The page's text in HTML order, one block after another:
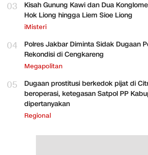
03
Kisah Gunung Kawi dan Dua
Hok Liong hingga Liem Sioe Liong
iMisteri
04
Polres Jakbar Diminta Sidak Dugaan
Rekondisi di Cengkareng
Megapolitan
05
Dugaan prostitusi berkedok pijat di
beroperasi, ketegasan Satpol PP
dipertanyakan
Regional